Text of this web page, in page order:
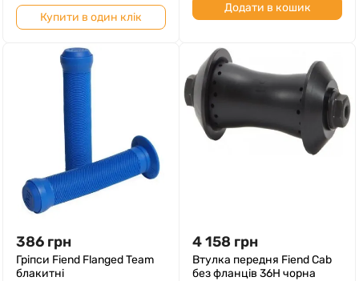
Купити в один клік
Додати в кошик
386 грн
Гріпси Fiend Flanged Team
блакитні
4 158 грн
Втулка передня Fiend Cab
без фланців 36H чорна